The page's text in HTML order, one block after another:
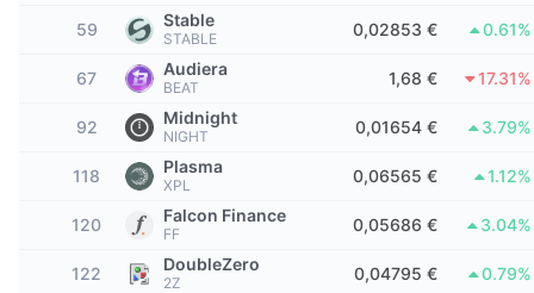
Nedávno pridané
Rastúce a klesajúce
Najnavštevovanejšie
Nálada komunity
Poradie reťazca
Index sezóny altcoinov
Dominancia bitcoinu
CoinMarketCap 20 Index
CoinMarketCap 100 Index
Zdroje
Dokumentácia
Časté otázky
CMC Labs
CMC Max
Hlavné správy
Telegram Bot
Inzercia
59 Stable
STABLE 0,02853 € 0.61%
67 Audiera
BEAT 1,68 € 17.31%
92 Midnight
NIGHT 0,01654 € 3.79%
118 Plasma
XPL 0,06565 € 1.12%
120 Falcon Finance
FF 0,05686 € 3.04%
122 DoubleZero
2Z 0,04795 € 0.79%